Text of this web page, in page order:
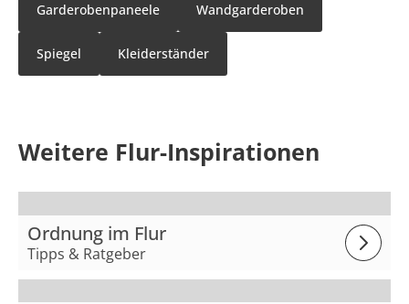
Garderobenpaneele Wandgarderoben
Spiegel Kleiderständer
Weitere Flur-Inspirationen
Ordnung im Flur
Tipps & Ratgeber